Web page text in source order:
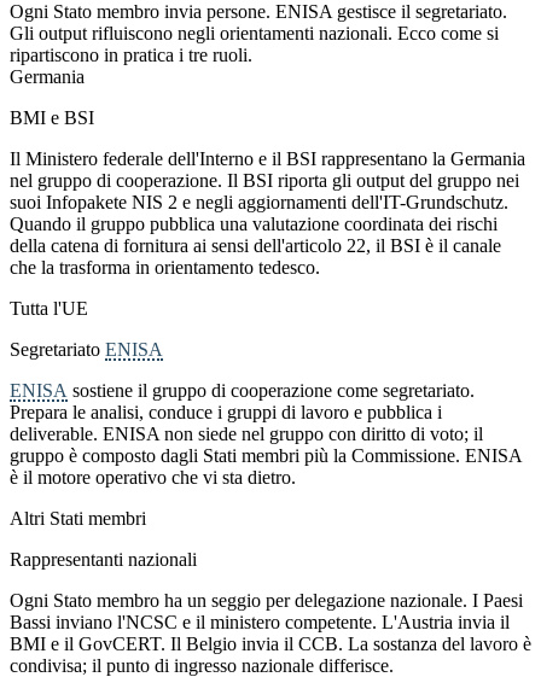
Ogni Stato membro invia persone. ENISA gestisce il segretariato.
Gli output rifluiscono negli orientamenti nazionali. Ecco come si
ripartiscono in pratica i tre ruoli.
Germania
BMI e BSI
Il Ministero federale dell'Interno e il BSI rappresentano la Germania
nel gruppo di cooperazione. Il BSI riporta gli output del gruppo nei
suoi Infopakete NIS 2 e negli aggiornamenti dell'IT-Grundschutz.
Quando il gruppo pubblica una valutazione coordinata dei rischi
della catena di fornitura ai sensi dell'articolo 22, il BSI è il canale
che la trasforma in orientamento tedesco.
Tutta l'UE
Segretariato ENISA
ENISA sostiene il gruppo di cooperazione come segretariato.
Prepara le analisi, conduce i gruppi di lavoro e pubblica i
deliverable. ENISA non siede nel gruppo con diritto di voto; il
gruppo è composto dagli Stati membri più la Commissione. ENISA
è il motore operativo che vi sta dietro.
Altri Stati membri
Rappresentanti nazionali
Ogni Stato membro ha un seggio per delegazione nazionale. I Paesi
Bassi inviano l'NCSC e il ministero competente. L'Austria invia il
BMI e il GovCERT. Il Belgio invia il CCB. La sostanza del lavoro è
condivisa; il punto di ingresso nazionale differisce.